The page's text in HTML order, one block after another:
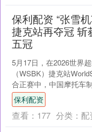
保利配资 “张雪
捷克站再夺冠 斩
五冠
5月17日，在2026世界
（WSBK）捷克站
合正赛中，中国摩托车
车”旗下的法国车手瓦伦
冠....
保利配资
查看： 177 分类： 配